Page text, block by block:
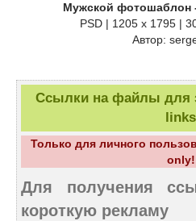
Мужской фотошаблон
PSD | 1205 x 1795 |
Автор:
Ссылки на файлы для
links
Только для личного
only!
Для получения
короткую рекламу